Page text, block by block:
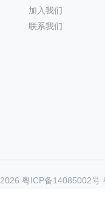
加入我们
联系我们
2026 粤ICP备14085002号